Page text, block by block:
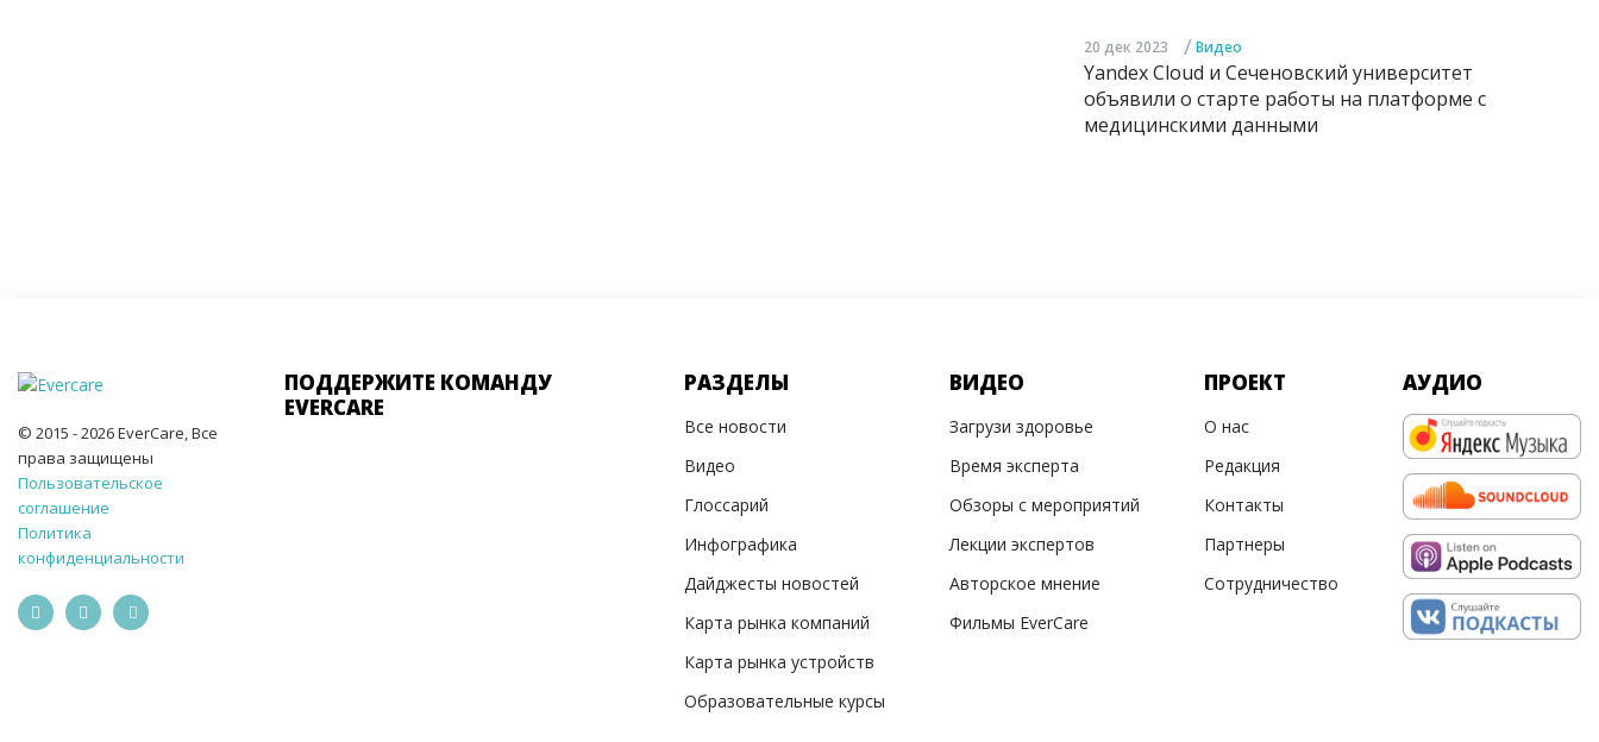
20 дек 2023 / Видео
Yandex Cloud и Сеченовский университет
объявили о старте работы на платформе с
медицинскими данными
© 2015 - 2026 EverCare, Все
права защищены
Пользовательское
соглашение
Политика
конфиденциальности
ПОДДЕРЖИТЕ КОМАНДУ
EVERCARE
РАЗДЕЛЫ
Все новости
Видео
Глоссарий
Инфографика
Дайджесты новостей
Карта рынка компаний
Карта рынка устройств
Образовательные курсы
ВИДЕО
Загрузи здоровье
Время эксперта
Обзоры с мероприятий
Лекции экспертов
Авторское мнение
Фильмы EverCare
ПРОЕКТ
О нас
Редакция
Контакты
Партнеры
Сотрудничество
АУДИО